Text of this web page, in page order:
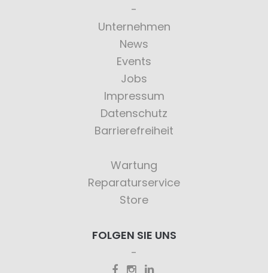
Unternehmen
News
Events
Jobs
Impressum
Datenschutz
Barrierefreiheit
Wartung
Reparaturservice
Store
FOLGEN SIE UNS